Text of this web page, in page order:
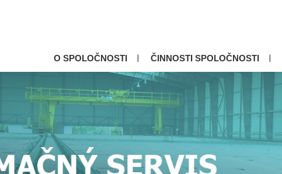
O SPOLOČNOSTI ČINNOSTI SPOLOČNOSTI